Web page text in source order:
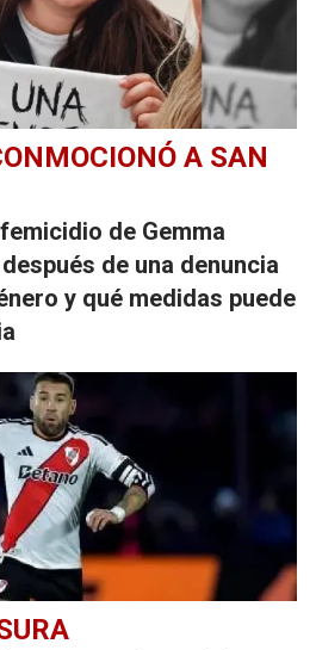
A SAN
de Gemma
de una denuncia
y qué medidas puede